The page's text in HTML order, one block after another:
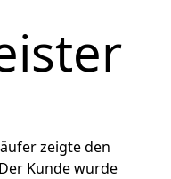
zeigte den
Kunde wurde